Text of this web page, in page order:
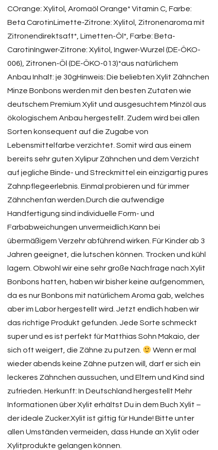
COrange: Xylitol, Aromaöl Orange* Vitamin C, Farbe:
Beta CarotinLimette-Zitrone: Xylitol, Zitronenaroma mit
Zitronendirektsaft*, Limetten-Öl*, Farbe: Beta-
CarotinIngwer-Zitrone: Xylitol, Ingwer-Wurzel (DE-ÖKO-
006), Zitronen-Öl (DE-ÖKO-013)*aus natürlichem
Anbau Inhalt: je 30gHinweis: Die beliebten Xylit Zähnchen
Minze Bonbons werden mit den besten Zutaten wie
deutschem Premium Xylit und ausgesuchtem Minzöl aus
ökologischem Anbau hergestellt. Zudem wird bei allen
Sorten konsequent auf die Zugabe von
Lebensmittelfarbe verzichtet. Somit wird aus einem
bereits sehr guten Xylipur Zähnchen und dem Verzicht
auf jegliche Binde- und Streckmittel ein einzigartig pures
Zahnpflegeerlebnis. Einmal probieren und für immer
Zähnchenfan werden.Durch die aufwendige
Handfertigung sind individuelle Form- und
Farbabweichungen unvermeidlich.Kann bei
übermäßigem Verzehr abführend wirken. Für Kinder ab 3
Jahren geeignet, die lutschen können. Trocken und kühl
lagern. Obwohl wir eine sehr große Nachfrage nach Xylit
Bonbons hatten, haben wir bisher keine aufgenommen,
da es nur Bonbons mit natürlichem Aroma gab, welches
aber im Labor hergestellt wird. Jetzt endlich haben wir
das richtige Produkt gefunden. Jede Sorte schmeckt
super und es ist perfekt für Matthias Sohn Makaio, der
sich oft weigert, die Zähne zu putzen.
Wenn er mal
wieder abends keine Zähne putzen will, darf er sich ein
leckeres Zähnchen aussuchen, und Eltern und Kind sind
zufrieden. Herkunft: In Deutschland hergestellt Mehr
Informationen über Xylit erhältst Du in dem Buch Xylit –
der ideale Zucker.Xylit ist giftig für Hunde! Bitte unter
allen Umständen vermeiden, dass Hunde an Xylit oder
Xylitprodukte gelangen können.